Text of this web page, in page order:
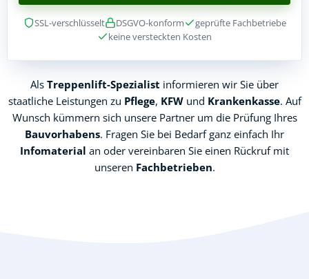
SSL-verschlüsselt DSGVO-konform
geprüfte Fachbetriebe
keine versteckten Kosten
Als Treppenlift-Spezialist informieren wir Sie über
staatliche Leistungen zu Pflege, KFWund Krankenkasse. Auf
Wunsch kümmern sich unsere Partner um die Prüfung Ihres
Bauvorhabens. Fragen Sie bei Bedarf ganz einfach Ihr
Infomaterial an oder vereinbaren Sie einen Rückruf mit
unseren Fachbetrieben.